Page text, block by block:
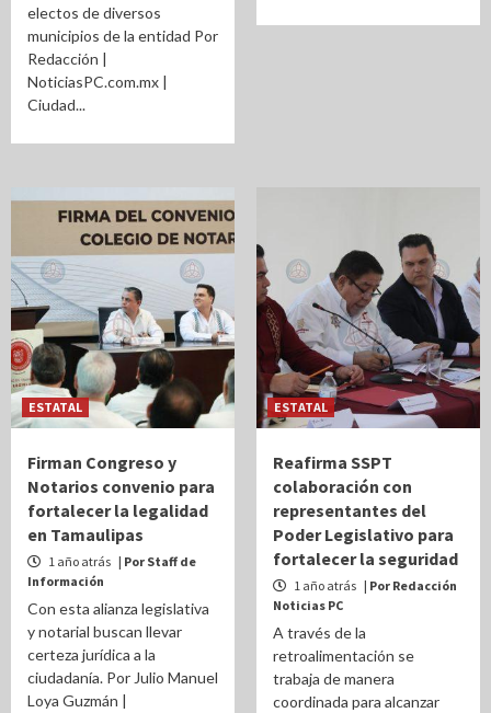
electos de diversos
municipios de la entidad Por
Redacción |
NoticiasPC.com.mx |
Ciudad...
ESTATAL
Firman Congreso y
Notarios convenio para
fortalecer la legalidad
en Tamaulipas
1 año atrás | Por Staff de
Información
Con esta alianza legislativa
y notarial buscan llevar
certeza jurídica a la
ciudadanía. Por Julio Manuel
Loya Guzmán |
ESTATAL
Reafirma SSPT
colaboración con
representantes del
Poder Legislativo para
fortalecer la seguridad
1 año atrás | Por Redacción
Noticias PC
A través de la
retroalimentación se
trabaja de manera
coordinada para alcanzar